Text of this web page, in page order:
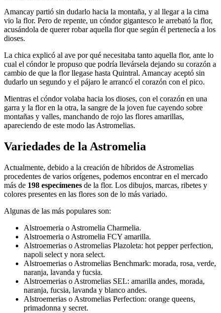
Amancay partió sin dudarlo hacia la montaña, y al llegar a la cima
vio la flor. Pero de repente, un cóndor gigantesco le arrebató la flor,
acusándola de querer robar aquella flor que según él pertenecía a los
dioses.
La chica explicó al ave por qué necesitaba tanto aquella flor, ante lo
cual el cóndor le propuso que podría llevársela dejando su corazón a
cambio de que la flor llegase hasta Quintral. Amancay aceptó sin
dudarlo un segundo y el pájaro le arrancó el corazón con el pico.
Mientras el cóndor volaba hacia los dioses, con el corazón en una
garra y la flor en la otra, la sangre de la joven fue cayendo sobre
montañas y valles, manchando de rojo las flores amarillas,
apareciendo de este modo las Astromelias.
Variedades de la Astromelia
Actualmente, debido a la creación de híbridos de Astromelias
procedentes de varios orígenes, podemos encontrar en el mercado
más de 198 especímenes de la flor. Los dibujos, marcas, ribetes y
colores presentes en las flores son de lo más variado.
Algunas de las más populares son:
Alstroemeria o Astromelia Charmelia.
Alstroemeria o Astromelia FCY amarilla.
Alstroemerias o Astromelias Plazoleta: hot pepper perfection,
napoli select y nora select.
Alstroemerias o Astromelias Benchmark: morada, rosa, verde,
naranja, lavanda y fucsia.
Alstroemerias o Astromelias SEL: amarilla andes, morada,
naranja, fucsia, lavanda y blanco andes.
Alstroemerias o Astromelias Perfection: orange queens,
primadonna y secret.